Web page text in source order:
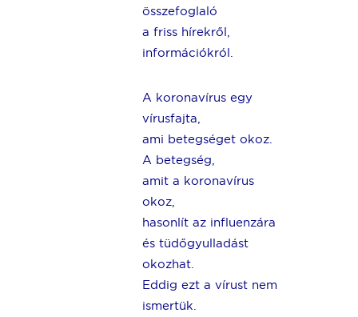
összefoglaló
a friss hírekről,
információkról.
A koronavírus egy
vírusfajta,
ami betegséget okoz.
A betegség,
amit a koronavírus
okoz,
hasonlít az influenzára
és tüdőgyulladást
okozhat.
Eddig ezt a vírust nem
ismertük.